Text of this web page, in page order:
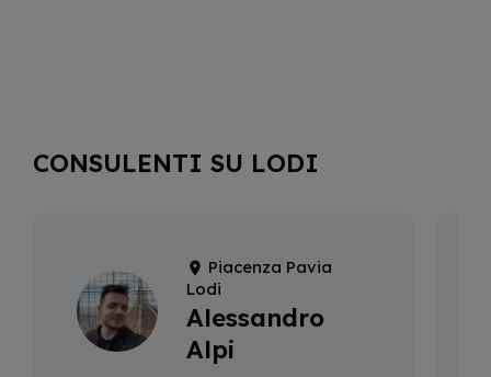
CONSULENTI SU LODI
Piacenza Pavia
Lodi
Alessandro
Alpi